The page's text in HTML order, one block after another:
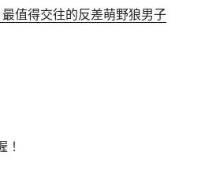
值得交往的反差萌野狼男子